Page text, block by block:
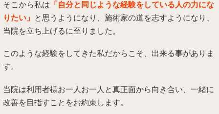
そこから私は 「自分と同じような経験をしている人の力にな
りたい」 と思うようになり、施術家の道を志すようになり、
当院を立ち上げるに至りました。
このような経験をしてきた私だからこそ、出来る事がありま
す。
当院は利用者様お一人お一人と真正面から向き合い、一緒に
改善を目指すことをお約束します。